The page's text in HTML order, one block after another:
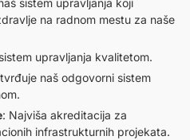
sistem upravljanja koji
na radnom mestu za naše
upravljanja kvalitetom.
naš odgovorni sistem
: Najviša akreditacija za
infrastrukturnih projekata.